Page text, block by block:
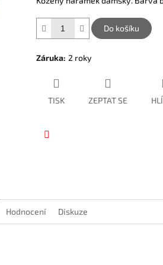
Do košíku
Záruka: 2 roky
TISK ZEPTAT SE
Hodnocení Diskuze